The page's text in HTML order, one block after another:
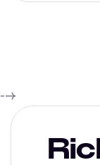
-->